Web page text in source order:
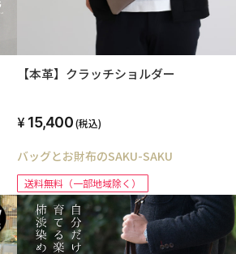
【本革】クラッチショルダー
15,400(税込)
バッグとお財布のSAKU-SAKU
送料無料（一部地域除く）